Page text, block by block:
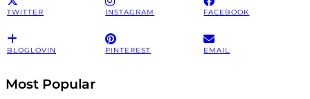
TWITTER INSTAGRAM FACEBOOK
BLOGLOVIN PINTEREST EMAIL
Most Popular